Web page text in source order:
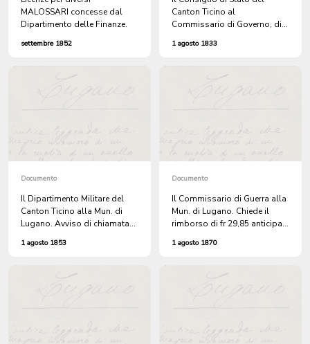
MALOSSARI concesse dal
Dipartimento delle Finanze.
settembre 1852
Canton Ticino al
Commissario di Governo, di
può rinvenire in merito
RIVA, nel catalogo militare di
1 agosto 1833
Documento
Il Dipartimento Militare del
Canton Ticino alla Mun. di
Lugano. Avviso di chiamata
Batteria Federale N. 21.
1 agosto 1853
Documento
Il Commissario di Guerra alla
Mun. di Lugano. Chiede il
rimborso di fr 29,85 anticipati
doc. s.a.
1 agosto 1870